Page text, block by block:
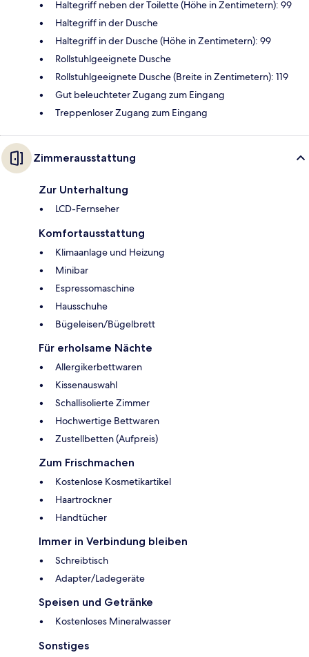
Haltegriff neben der Toilette (Höhe in Zentimetern): 99
Haltegriff in der Dusche
Haltegriff in der Dusche (Höhe in Zentimetern): 99
Rollstuhlgeeignete Dusche
Rollstuhlgeeignete Dusche (Breite in Zentimetern): 119
Gut beleuchteter Zugang zum Eingang
Treppenloser Zugang zum Eingang
Zimmerausstattung
Zur Unterhaltung
LCD-Fernseher
Komfortausstattung
Klimaanlage und Heizung
Minibar
Espressomaschine
Hausschuhe
Bügeleisen/Bügelbrett
Für erholsame Nächte
Allergikerbettwaren
Kissenauswahl
Schallisolierte Zimmer
Hochwertige Bettwaren
Zustellbetten (Aufpreis)
Zum Frischmachen
Kostenlose Kosmetikartikel
Haartrockner
Handtücher
Immer in Verbindung bleiben
Schreibtisch
Adapter/Ladegeräte
Speisen und Getränke
Kostenloses Mineralwasser
Sonstiges